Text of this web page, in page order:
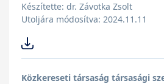
Készítette: dr. Závotka Zsolt
Utoljára módosítva: 2024.11.11
Közkereseti társaság társasági